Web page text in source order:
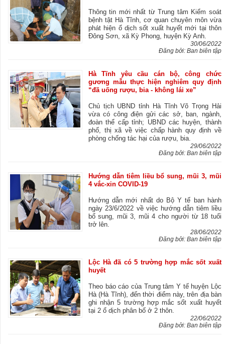
Thông tin mới nhất từ Trung tâm Kiểm soát
bệnh tật Hà Tĩnh, cơ quan chuyên môn vừa
phát hiện ổ dịch sốt xuất huyết mới tại thôn
Đông Sơn, xã Kỳ Phong, huyện Kỳ Anh.
30/06/2022
Đăng bởi: Ban biên tập
Hà Tĩnh yêu cầu cán bộ, công chức
gương mẫu thực hiện nghiêm quy định
“đã uống rượu, bia - không lái xe”
Chủ tịch UBND tỉnh Hà Tĩnh Võ Trọng Hải
vừa có công điện gửi các sở, ban, ngành,
đoàn thể cấp tỉnh; UBND các huyện, thành
phố, thị xã về việc chấp hành quy định về
phòng chống tác hại của rượu, bia.
29/06/2022
Đăng bởi: Ban biên tập
Hướng dẫn tiêm liều bổ sung, mũi 3, mũi
4 vắc-xin COVID-19
Hướng dẫn mới nhất do Bộ Y tế ban hành
ngày 23/6/2022 về việc hướng dẫn tiêm liều
bổ sung, mũi 3, mũi 4 cho người từ 18 tuổi
trở lên.
28/06/2022
Đăng bởi: Ban biên tập
Lộc Hà đã có 5 trường hợp mắc sốt xuất
huyết
Theo báo cáo của Trung tâm Y tế huyện Lộc
Hà (Hà Tĩnh), đến thời điểm này, trên địa bàn
ghi nhận 5 trường hợp mắc sốt xuất huyết
tại 2 ổ dịch phân bố ở 2 thôn.
22/06/2022
Đăng bởi: Ban biên tập